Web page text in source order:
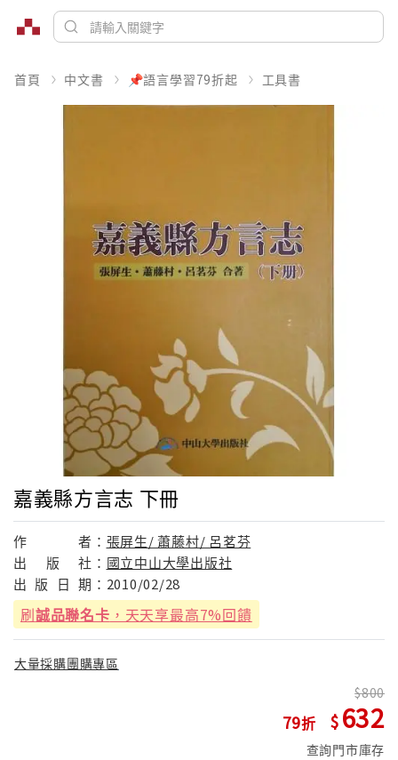
首頁 中文書 📌語言學習79折起 工具書
嘉義縣方言志 下冊
作 者： 張屏生/ 蕭藤村/ 呂茗芬
出
版 社： 國立中山大學出版社
出 版 日 期： 2010/02/28
刷誠品聯名卡 ，天天享最高7%回饋
大量採購團購專區
79
800
632
查詢門市庫存